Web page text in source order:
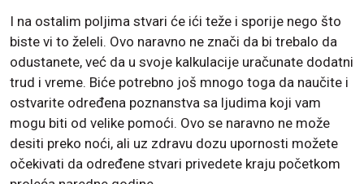
I na ostalim poljima stvari će ići teže i sporije nego što
biste vi to želeli. Ovo naravno ne znači da bi trebalo da
odustanete, već da u svoje kalkulacije uračunate dodatni
trud i vreme. Biće potrebno još mnogo toga da naučite i
ostvarite određena poznanstva sa ljudima koji vam
mogu biti od velike pomoći. Ovo se naravno ne može
desiti preko noći, ali uz zdravu dozu upornosti možete
očekivati da određene stvari privedete kraju početkom